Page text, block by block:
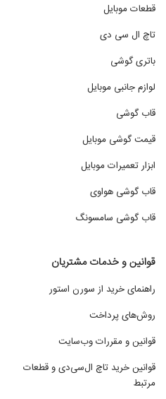
قطعات موبایل
تاچ ال سی دی
باتری گوشی
لوازم جانبی موبایل
قاب گوشی
قیمت گوشی موبایل
ابزار تعمیرات موبایل
قاب گوشی هواوی
قاب گوشی سامسونگ
قوانین و خدمات مشتریان
راهنمای خرید از سورن استور
روش‌های پرداخت
قوانین و مقررات وب‌سایت
قوانین خرید تاچ ال‌سی‌دی و قطعات
مرتبط